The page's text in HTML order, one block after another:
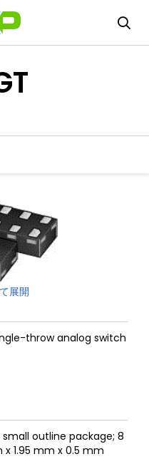
展開
throw analog switch
outline package; 8
1.95 mm x 0.5 mm